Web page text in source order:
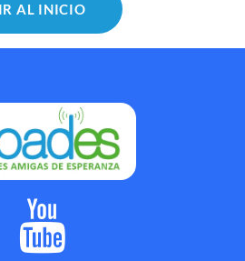
IR AL INICIO